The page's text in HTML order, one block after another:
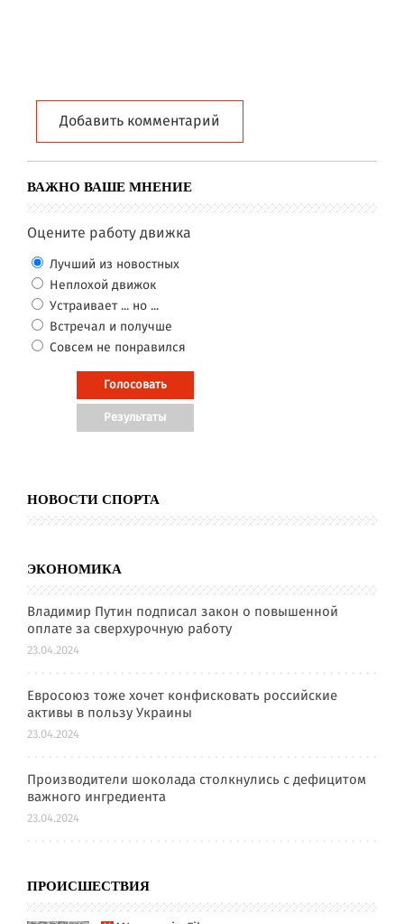
Добавить комментарий
ВАЖНО ВАШЕ МНЕНИЕ
Оцените работу движка
Лучший из новостных
Неплохой движок
Устраивает ... но ...
Встречал и получше
Совсем не понравился
НОВОСТИ СПОРТА
ЭКОНОМИКА
Владимир Путин подписал закон о повышенной
оплате за сверхурочную работу
23.04.2024
Евросоюз тоже хочет конфисковать российские
активы в пользу Украины
23.04.2024
Производители шоколада столкнулись с дефицитом
важного ингредиента
23.04.2024
ПРОИСШЕСТВИЯ